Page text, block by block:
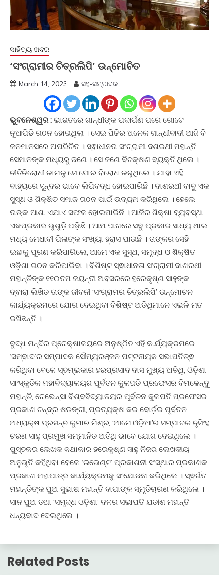
ସାହିତ୍ୟ ଖବର
‘ସଂଗ୍ରାମୀର ଚିତ୍ରଲିପି’ ଉନ୍ମୋଚିତ
March 14, 2023 ସହ-ସମ୍ପାଦକ
ଭୁବନେଶ୍ୱର : ଭାରତରେ ଗାନ୍ଧୀଙ୍କ ପଦାର୍ପଣ ପରେ ଗୋଟେ
ନୂଆପିଢି ଗଠନ ହୋଇଥିଲା । ସେଇ ପିଢିର ଅନେକ ଗାନ୍ଧୀବାଦୀ ଆଜି ବି
ଜନମାନସରେ ଅପରିଚିତ । ସ୍ଵାଧୀନତା ସଂଗ୍ରାମୀ ଦଶରଥୀ ମହାନ୍ତି
ସେମାନଙ୍କ ମଧ୍ୟରୁ ଜଣେ । ସେ ଜଣେ ବିଚକ୍ଷଣ ବ୍ୟକ୍ତି ଥିଲେ ।
ନୀତିନିରୋଧୀ କାମକୁ ସେ ଘୋର ବିରୋଧ କରୁଥିଲେ । ଯାହା ଏହି
ବାହ୍ୟରେ ସୁନ୍ଦର ଭାବେ ଲିପିବଦ୍ଧ ହୋଇପାରିଛି । ଦାଶରଥୀ ବାବୁ ଏକ
ସୁସ୍ଥ ଓ ଶିକ୍ଷିତ ସମାଜ ଗଠନ ପାଇଁ ଉଦ୍ୟମ କରିଥିଲେ । ହେଲେ
ତାଙ୍କ ଆଶା ଏଯାଏ ସଫଳ ହୋଇପାରିନି । ଆଜିର ଶିକ୍ଷା ବ୍ୟବସ୍ଥା
ଏକପ୍ରକାର ଭୁଶୁଡ଼ି ପଡ଼ିଛି । ଆମ ପାଖରେ ସବୁ ପ୍ରକାର ସାଧ୍ୟ ଥାଇ
ମଧ୍ୟ ମେଧାବୀ ପିଲାଙ୍କ ସଂଖ୍ୟା ହ୍ରାସ ପାଉଛି । ତାଙ୍କର ସେହି
ଇଛାକୁ ପୂରଣ କରିପାରିଲେ, ଆମେ ଏକ ସୁସ୍ଥ, ସମୃଦ୍ଧ ଓ ଶିକ୍ଷିତ
ଓଡ଼ିଶା ଗଠନ କରିପାରିବା । ବିଶିଷ୍ଟ ସ୍ଵାଧୀନତା ସଂଗ୍ରାମୀ ଦାଶରଥୀ
ମହାନ୍ତିଙ୍କ ୧୧୦ତମ ଜୟନ୍ତୀ ଅବସରରେ ହରେକୃଷ୍ଣ ସାହୁଙ୍କ
ଦ୍ଵାରା ଲିଖିତ ତାଙ୍କ ଜୀବନୀ ‘ସଂଗ୍ରାମର ଚିତ୍ରଲିପି’ ଉନ୍ମୋଚନ
କାର୍ଯ୍ୟକ୍ରମରେ ଯୋଗ ଦେଇଥିବା ବିଶିଷ୍ଟ ଅତିଥିମାନେ ଏଭଳି ମତ
ରଖିଛନ୍ତି ।
ବୁଦ୍ଧ ମନ୍ଦିର ପ୍ରେକ୍ଷାଳୟରେ ଅନୁଷ୍ଠିତ ଏହି କାର୍ଯ୍ୟକ୍ରମରେ
‘ସମ୍ବାଦ’ର ସମ୍ପାଦକ ସୌମ୍ୟରଞ୍ଜନ ପଟ୍ଟନାୟକ ସଭାପତିତ୍ଵ
କରିଥିବା ବେଳେ ସ୍ତମ୍ଭକାର ହରପ୍ରସାଦ ଦାସ ମୁଖ୍ୟ ଅତିଥି, ଓଡ଼ିଶା
ସାଂସ୍କୃତିକ ମହାବିଦ୍ୟାଳୟର ପୂର୍ବତନ କୁଳପତି ପ୍ରଫେସର ବିମଳେନ୍ଦୁ
ମହାନ୍ତି, ରେଭେନ୍ସା ବିଶ୍ବବିଦ୍ୟାଳୟର ପୂର୍ବତନ କୁଳପତି ପ୍ରଫେସର
ପ୍ରକାଶ ଚନ୍ଦ୍ର ଷଡଙ୍ଗୀ, ପ୍ରତ୍ୟକ୍ଷ କର ବୋର୍ଡ଼ର ପୂର୍ବତନ
ଅଧ୍ୟକ୍ଷ ପ୍ରସନ୍ନ କୁମାର ମିଶ୍ର, ‘ଆମେ ଓଡ଼ିଆ’ର ସମ୍ପାଦକ ନୃସିଂହ
ଚରଣ ସାହୁ ପ୍ରମୁଖ ସମ୍ମାନିତ ଅତିଥି ଭାବେ ଯୋଗ ଦେଇଥିଲେ ।
ପୁସ୍ତକର ଲେଖକ କଥାକାର ହରେକୃଷ୍ଣ ସାହୁ ନିଜର ଲେଖକୀୟ
ଅନୁଭୂତି କହିଥିବା ବେଳେ ‘ଇଭେଣ୍ଟ’ ପ୍ରକାଶନୀ ସଂସ୍ଥାର ପ୍ରକାଶକ
ପ୍ରକାଶ ମହାପାତ୍ର କାର୍ଯ୍ୟକ୍ରମକୁ ସଂଯୋଜନା କରିଥିଲେ । ସ୍ଵର୍ଗତ
ମହାନ୍ତିଙ୍କ ପୁଅ ସୁଭାଷ ମହାନ୍ତି ବାପାଙ୍କ ସ୍ମୃତିଚାରଣ କରିଥିଲେ ।
ସାନ ପୁଅ ତଥା ‘ସମୃଦ୍ଧ ଓଡ଼ିଶା’ ଦଳର ସଭାପତି ଯତୀଶ ମହାନ୍ତି
ଧନ୍ୟବାଦ ଦେଇଥିଲେ ।
Related Posts